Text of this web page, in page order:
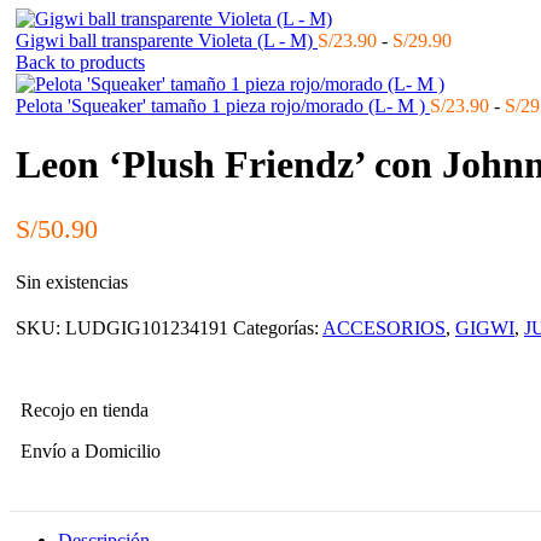
Gigwi ball transparente Violeta (L - M) S/23.90 - S/29.90Rango
desde
hasta
S/29.90
Back to products
Pelota 'Squeaker' tamaño 1 pieza rojo/morado (L- M ) S/23.90 - S/
Leon ‘Plush Friendz’ con
S/50.90
Sin existencias
SKU: LUDGIG101234191 Categorías: ACCESORIOS, GIGWI,
Recojo en tienda
Envío a Domicilio